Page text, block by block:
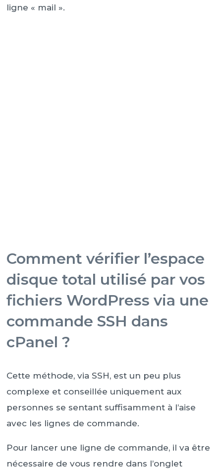
ligne « mail ».
Comment vérifier l’espace
disque total utilisé par vos
fichiers WordPress via une
commande SSH dans
cPanel ?
Cette méthode, via SSH, est un peu plus
complexe et conseillée uniquement aux
personnes se sentant suffisamment à l’aise
avec les lignes de commande.
Pour lancer une ligne de commande, il va être
nécessaire de vous rendre dans l’onglet